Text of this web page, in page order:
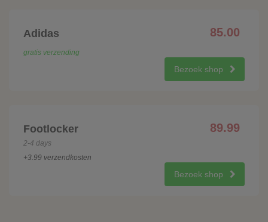
Adidas 85.00
gratis verzending
Bezoek shop
Footlocker 89.99
2-4 days
+3.99 verzendkosten
Bezoek shop